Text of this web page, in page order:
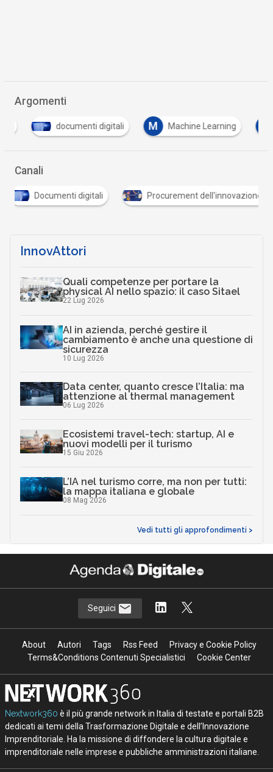
Argomenti
documenti digitali Machine Learning
Canali
Documenti digitali Procurement dell'innovazione
InnovAttori
Quali competenze per portare la
physical AI nello spazio: il caso Sitael
22 Lug 2026
AI in azienda, perché gestire il
cambiamento è anche una questione di
sicurezza
10 Lug 2026
Data center, quanto cresce l’Italia: ma
attenzione al thermal management
06 Lug 2026
Ecosistemi travel-tech: startup, AI e
nuovi modelli per il turismo
15 Giu 2026
L’IA nel turismo corre, ma non per tutti:
la mappa italiana e globale
08 Mag 2026
Vedi tutti gli approfondimenti >
Seguici
About Autori Tags Rss Feed
Privacy e Cookie Policy
Terms&Conditions Contenuti Specialistici
Cookie Center
Nextwork360 è il più grande network in Italia di testate e portali B2B
dedicati ai temi della Trasformazione Digitale e dell’Innovazione
Imprenditoriale. Ha la missione di diffondere la cultura digitale e
imprenditoriale nelle imprese e pubbliche amministrazioni italiane.